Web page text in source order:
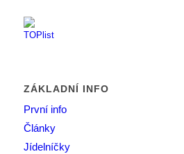
ZÁKLADNÍ INFO
První info
Články
Jídelníčky